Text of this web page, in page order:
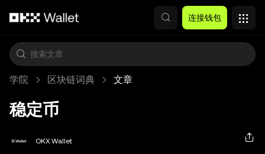
连接钱包
学院 区块链词典 文章
稳定币
OKX Wallet